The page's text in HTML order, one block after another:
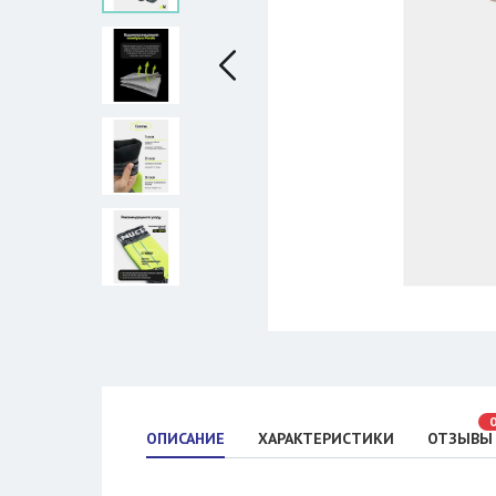
ОПИСАНИЕ ХАРАКТЕРИСТИКИ ОТЗЫВЫ
0